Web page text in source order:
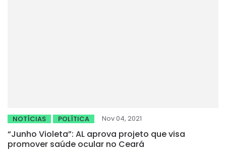
NOTÍCIAS POLÍTICA Nov 04, 2021
“Junho Violeta”: AL aprova projeto que visa
promover saúde ocular no Ceará